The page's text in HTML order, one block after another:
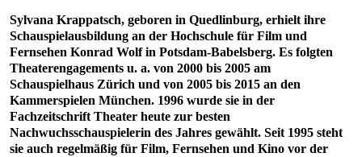
Sylvana Krappatsch, geboren in Quedlinburg, erhielt ihre
Schauspielausbildung an der Hochschule für Film und
Fernsehen Konrad Wolf in Potsdam-Babelsberg. Es folgten
Theaterengagements u. a. von 2000 bis 2005 am
Schauspielhaus Zürich und von 2005 bis 2015 an den
Kammerspielen München. 1996 wurde sie in der
Fachzeitschrift Theater heute zur besten
Nachwuchsschauspielerin des Jahres gewählt. Seit 1995 steht
sie auch regelmäßig für Film, Fernsehen und Kino vor der